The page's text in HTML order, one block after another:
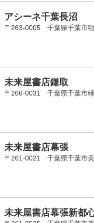
アシーネ千葉長沼
〒263-0005 千葉県千葉市
未来屋書店鎌取
〒266-0031 千葉県千葉市
未来屋書店幕張
〒261-0021 千葉県千葉市
未来屋書店幕張新都